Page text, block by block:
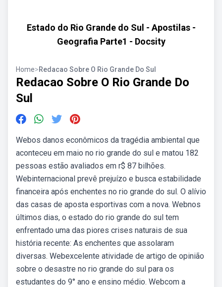
Estado do Rio Grande do Sul - Apostilas -
Geografia Parte1 - Docsity
Home>Redacao Sobre O Rio Grande Do Sul
Redacao Sobre O Rio Grande Do
Sul
Webos danos econômicos da tragédia ambiental que
aconteceu em maio no rio grande do sul e matou 182
pessoas estão avaliados em r$ 87 bilhões.
Webinternacional prevê prejuízo e busca estabilidade
financeira após enchentes no rio grande do sul. O alívio
das casas de aposta esportivas com a nova. Webnos
últimos dias, o estado do rio grande do sul tem
enfrentado uma das piores crises naturais de sua
história recente: As enchentes que assolaram
diversas. Webexcelente atividade de artigo de opinião
sobre o desastre no rio grande do sul para os
estudantes do 9° ano e ensino médio. Webcom a